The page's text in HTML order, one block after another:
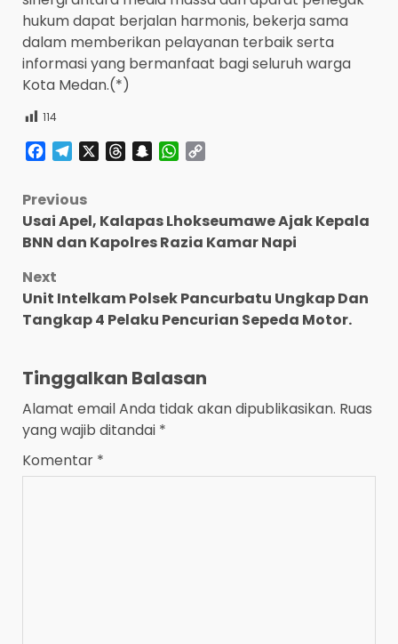
hukum dapat berjalan harmonis, bekerja sama
dalam memberikan pelayanan terbaik serta
informasi yang bermanfaat bagi seluruh warga
Kota Medan.(*)
114
Facebook
TelegramThreadsSnapchatWhatsApp
Post
navigation
Previous
Usai Apel, Kalapas Lhokseumawe Ajak Kepala
BNN dan Kapolres Razia Kamar Napi
Next
Unit Intelkam Polsek Pancurbatu Ungkap Dan
Tangkap 4 Pelaku Pencurian Sepeda Motor.
Tinggalkan Balasan
Alamat email Anda tidak akan dipublikasikan. Ruas
yang wajib ditandai *
Komentar *